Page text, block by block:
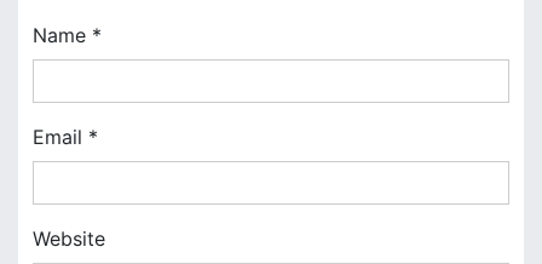
o
n
Name *
Email *
Website